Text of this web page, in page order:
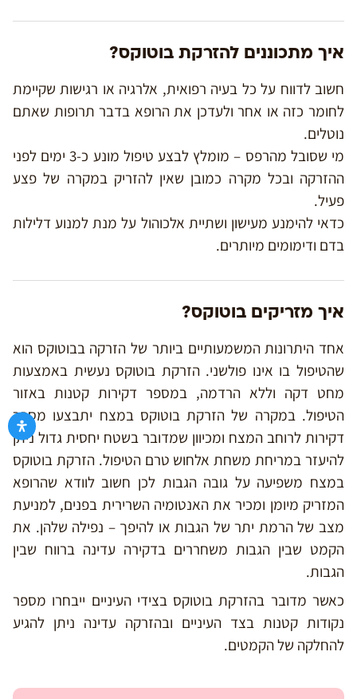
איך מתכוננים להזרקת בוטוקס?
חשוב לדווח על כל בעיה רפואית, אלרגיה או רגישות שקיימת
לחומר כזה או אחר ולעדכן את הרופא בדבר תרופות שאתם
נוטלים.
מי שסובל מהרפס – מומלץ לבצע טיפול מונע כ-3 ימים לפני
ההזרקה ובכל מקרה כמובן שאין להזריק במקרה של פצע
פעיל.
כדאי להימנע מעישון ושתיית אלכוהול על מנת למנוע דלילות
בדם ודימומים מיותרים.
איך מזריקים בוטוקס?
אחד היתרונות המשמעותיים ביותר של הזרקה בבוטוקס הוא
שהטיפול בו אינו פולשני. הזרקת בוטוקס נעשית באמצעות
מחט דקה וללא הרדמה, במספר דקירות קטנות באזור
הטיפול. במקרה של הזרקת בוטוקס במצח יתבצעו מספר
דקירות לרוחב המצח ומכיוון שמדובר בשטח יחסית גדול ניתן
להיעזר במריחת משחת אלחוש טרם הטיפול. הזרקת בוטוקס
במצח משפיעה על גובה הגבות לכן חשוב לוודא שהרופא
המזריק מיומן ומכיר את האנטומיה השרירית בפנים, למניעת
מצב של הרמת יתר של הגבות או להיפך – נפילה שלהן. את
הקמט שבין הגבות משחררים בדקירה עדינה ברווח שבין
הגבות.
כאשר מדובר בהזרקת בוטוקס בצידי העיניים ייבחרו מספר
נקודות קטנות בצד העיניים ובהזרקה עדינה ניתן להגיע
להחלקה של הקמטים.